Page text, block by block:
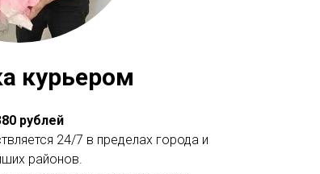
курьером
рублей
24/7 в пределах города и
районов.